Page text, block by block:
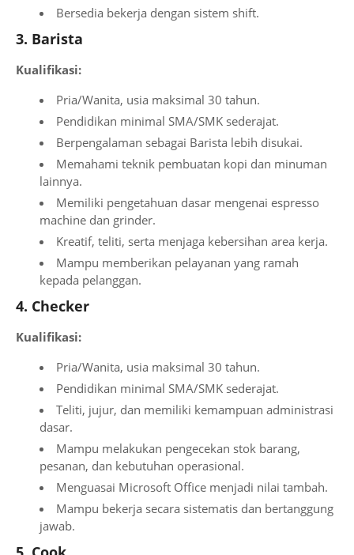
Bersedia bekerja dengan sistem shift.
3. Barista
Kualifikasi:
Pria/Wanita, usia maksimal 30 tahun.
Pendidikan minimal SMA/SMK sederajat.
Berpengalaman sebagai Barista lebih disukai.
Memahami teknik pembuatan kopi dan minuman
lainnya.
Memiliki pengetahuan dasar mengenai espresso
machine dan grinder.
Kreatif, teliti, serta menjaga kebersihan area kerja.
Mampu memberikan pelayanan yang ramah
kepada pelanggan.
4. Checker
Kualifikasi:
Pria/Wanita, usia maksimal 30 tahun.
Pendidikan minimal SMA/SMK sederajat.
Teliti, jujur, dan memiliki kemampuan administrasi
dasar.
Mampu melakukan pengecekan stok barang,
pesanan, dan kebutuhan operasional.
Menguasai Microsoft Office menjadi nilai tambah.
Mampu bekerja secara sistematis dan bertanggung
jawab.